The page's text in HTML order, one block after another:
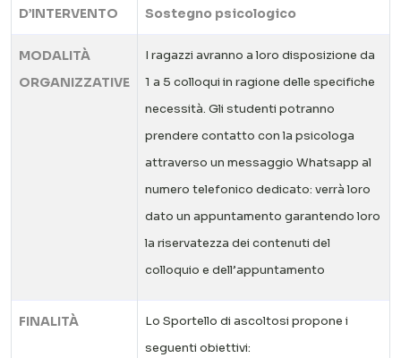
D’INTERVENTO
Sostegno psicologico
MODALITÀ
ORGANIZZATIVE
I ragazzi avranno a loro disposizione da
1 a 5 colloqui in ragione delle specifiche
necessità. Gli studenti potranno
prendere contatto con la psicologa
attraverso un messaggio Whatsapp al
numero telefonico dedicato: verrà loro
dato un appuntamento garantendo loro
la riservatezza dei contenuti del
colloquio e dell’appuntamento
FINALITÀ
Lo Sportello di ascoltosi propone i
seguenti obiettivi: